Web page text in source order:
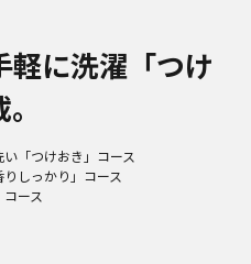
軽に洗濯「つけ
「つけおき」コース
しっかり」コース
ース